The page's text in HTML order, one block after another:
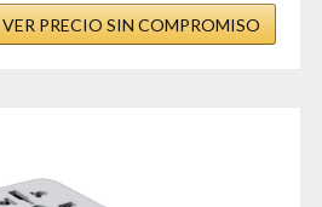
VER PRECIO SIN COMPROMISO